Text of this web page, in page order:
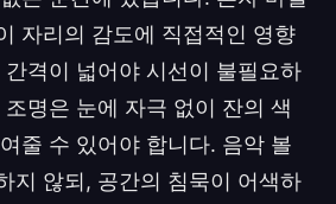
자리의 감도에 직접적인 영향
격이 넓어야 시선이 불필요하
명은 눈에 자극 없이 잔의 색
줄 수 있어야 합니다. 음악 볼
지 않되, 공간의 침묵이 어색하